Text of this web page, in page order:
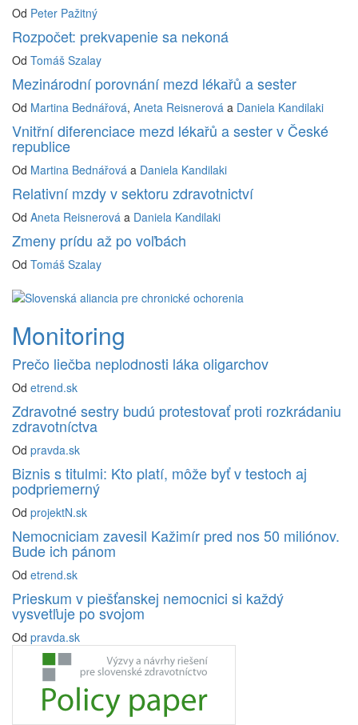
Od Peter Pažitný
Rozpočet: prekvapenie sa nekoná
Od Tomáš Szalay
Mezinárodní porovnání mezd lékařů a sester
Od Martina Bednářová, Aneta Reisnerová a Daniela Kandilaki
Vnitřní diferenciace mezd lékařů a sester v České
republice
Od Martina Bednářová a Daniela Kandilaki
Relativní mzdy v sektoru zdravotnictví
Od Aneta Reisnerová a Daniela Kandilaki
Zmeny prídu až po voľbách
Od Tomáš Szalay
Monitoring
Prečo liečba neplodnosti láka oligarchov
Od etrend.sk
Zdravotné sestry budú protestovať proti rozkrádaniu
zdravotníctva
Od pravda.sk
Biznis s titulmi: Kto platí, môže byť v testoch aj
podpriemerný
Od projektN.sk
Nemocniciam zavesil Kažimír pred nos 50 miliónov.
Bude ich pánom
Od etrend.sk
Prieskum v piešťanskej nemocnici si každý
vysvetľuje po svojom
Od pravda.sk